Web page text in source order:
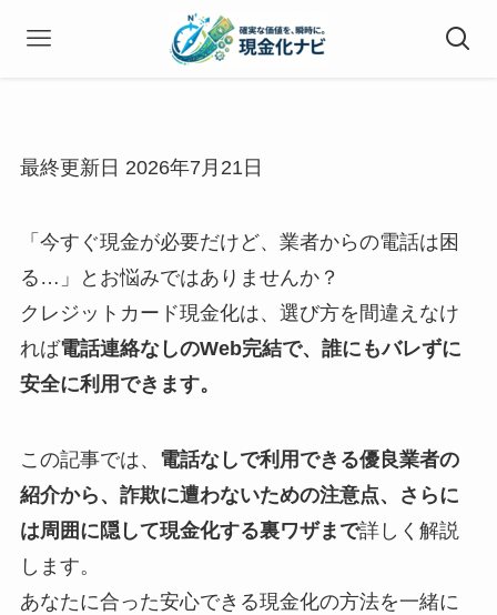
最終更新日 2026年7月21日
「今すぐ現金が必要だけど、業者からの電話は困
る…」とお悩みではありませんか？
クレジットカード現金化は、選び方を間違えなけ
れば電話連絡なしのWeb完結で、誰にもバレずに
安全に利用できます。
この記事では、 電話なしで利用できる優良業者の
紹介から、詐欺に遭わないための注意点、さらに
は周囲に隠して現金化する裏ワザまで詳しく解説
します。
あなたに合った安心できる現金化の方法を一緒に